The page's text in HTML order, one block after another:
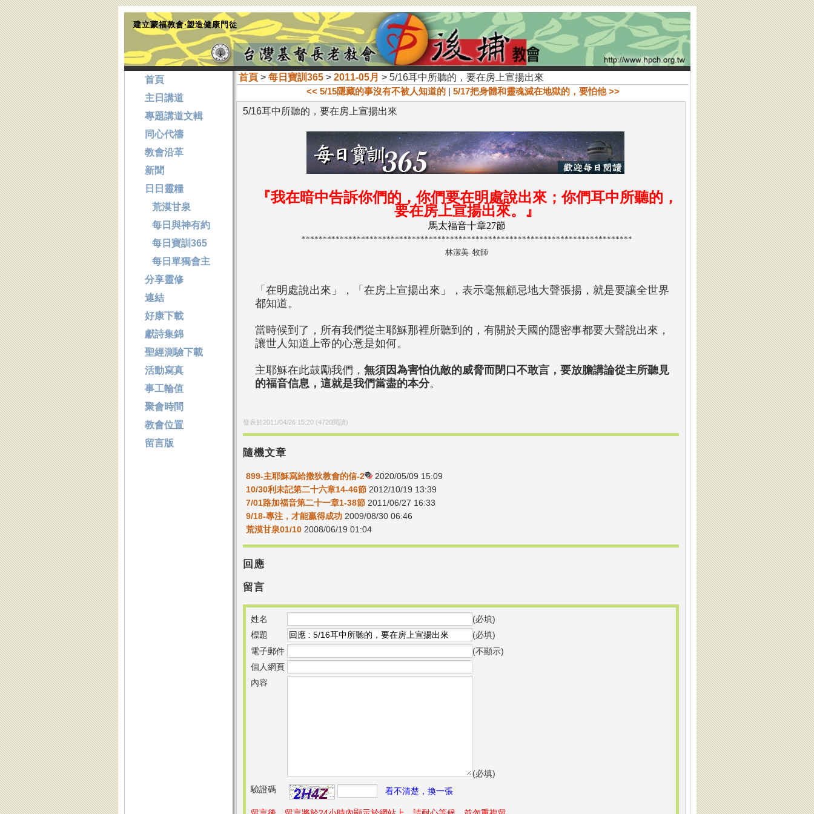
建立蒙福教會‧塑造健康門徒
首頁> 每日寶訓365> 2011-05月 > 5/16耳中所聽的，要在房上宣揚出來
<< 5/15隱藏的事沒有不被人知道的 | 5/17把身體和靈魂滅在地獄的，要怕他 >>
5/16耳中所聽的，要在房上宣揚出來
『我在暗中告訴你們的，你們要在明處說出來；你們耳中所聽的，
要在房上宣揚出來。 』
馬太福音十章27節
******************************************************************************
林潔美 牧師
「在明處說出來」，「在房上宣揚出來」，表示毫無顧忌地大聲張揚，就是要讓全世界
都知道。
當時候到了，所有我們從主耶穌那裡所聽到的，有關於天國的隱密事都要大聲說出來，
讓世人知道上帝的心意是如何。
主耶穌在此鼓勵我們， 無須因為害怕仇敵的威脅而閉口不敢言，要放膽講論從主所聽見
的福音信息，這就是我們當盡的本分。
發表於2011/04/26 15:20(4720閱讀)
隨機文章
899-主耶穌寫給撒狄教會的信-2
2020/05/09 15:09
10/30利未記第二十六章14-46節2012/10/19 13:39
7/01路加福音第二十一章1-38節2011/06/27 16:33
9/18-專注，才能贏得成功2009/08/30 06:46
荒漠甘泉01/10 2008/06/19 01:04
回應
留言
姓名
(必填)
標題
(必填)
電子郵件
(不顯示)
個人網頁
內容
(必填)
驗證碼
看不清楚，換一張
首頁
主日講道
專題講道文輯
同心代禱
教會沿革
新聞
日日靈糧
荒漠甘泉
每日與神有約
每日寶訓365
每日單獨會主
分享靈修
連結
好康下載
獻詩集錦
聖經測驗下載
活動寫真
事工輪值
聚會時間
教會位置
留言版